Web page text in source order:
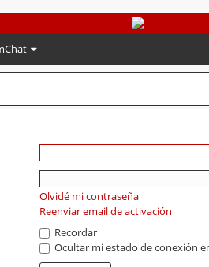
Olvidé mi contraseña
Reenviar email de activación
Recordar
Ocultar mi estado de conexión